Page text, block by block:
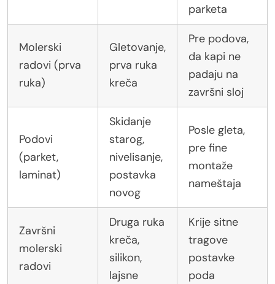
parketa
Molerski
radovi (prva
ruka)
Gletovanje,
prva ruka
kreča
Pre podova,
da kapi ne
padaju na
završni sloj
Podovi
(parket,
laminat)
Skidanje
starog,
nivelisanje,
postavka
novog
Posle gleta,
pre fine
montaže
nameštaja
Završni
molerski
radovi
Druga ruka
kreča,
silikon,
lajsne
Krije sitne
tragove
postavke
poda